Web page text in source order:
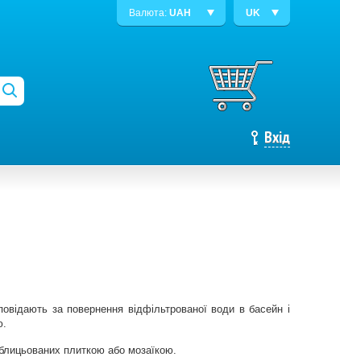
Валюта: UAH UK
Вхід
за повернення відфільтрованої води в басейн і
плиткою або мозаїкою.